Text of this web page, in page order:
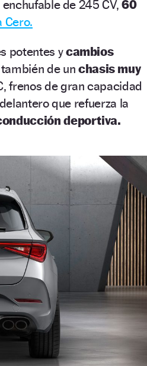
de 245 CV,60
Cero.
potentes ycambios
de unchasis muy
frenos de gran capacidad
que refuerza la
deportiva.